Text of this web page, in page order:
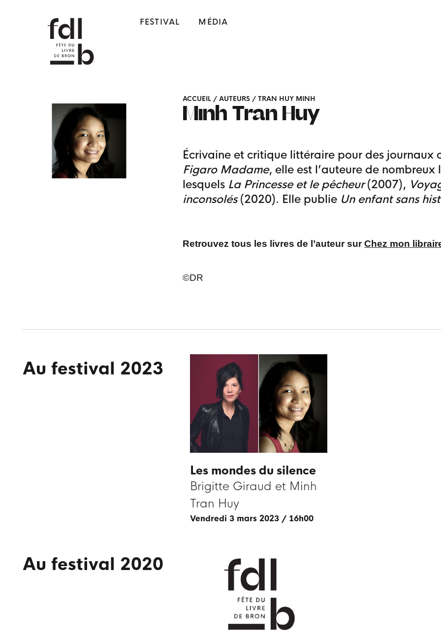
FESTIVAL MÉDIA
ACCUEIL /AUTEURS /TRAN HUY MINH
Minh Tran Huy
Écrivaine et critique littéraire pour des journaux
Figaro Madame, elle est l’auteure de
lesquels La Princesse et le pêcheur(2007),
inconsolés(2020). Elle publie Un enfant sans
Retrouvez tous les livres de l’auteur surChez mon
©DR
Au festival 2023
Les mondes du silence
Brigitte Giraud et Minh
Tran Huy
vendredi 3 mars 2023 / 16h00
Au festival 2020